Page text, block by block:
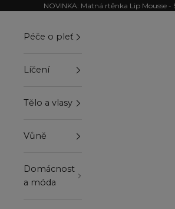
Přejít na obsahNOVINKA: Matná rtěnka Lip Mousse -
Péče o pleť
Líčení
Tělo a vlasy
Vůně
Domácnost
a móda